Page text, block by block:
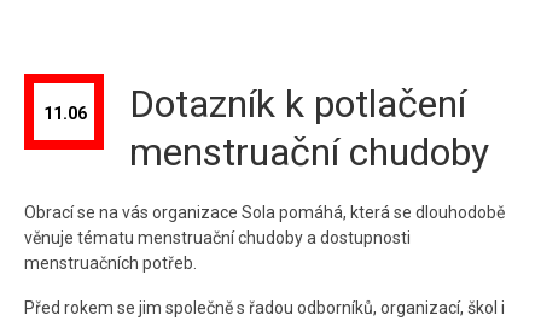
Členské organizace
Vzdělávání
Kontakt
11.06
Dotazník k potlačení
menstruační chudoby
Obrací se na vás organizace Sola pomáhá, která se dlouhodobě
věnuje tématu menstruační chudoby a dostupnosti
menstruačních potřeb.
Před rokem se jim společně s řadou odborníků, organizací, škol i